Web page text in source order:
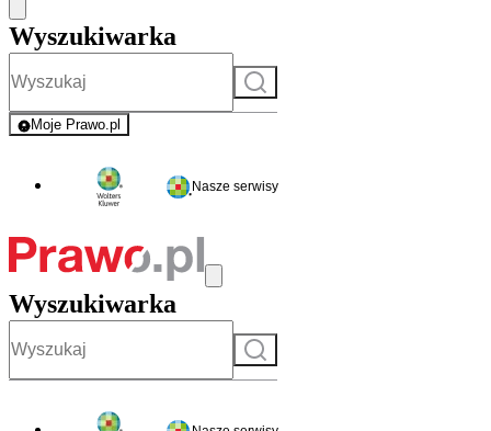
Wyszukiwarka
Szukaj
Moje Prawo.pl
- rejestracja i logowanie do serwisu
Nasze serwisy
Wyszukiwarka
Szukaj